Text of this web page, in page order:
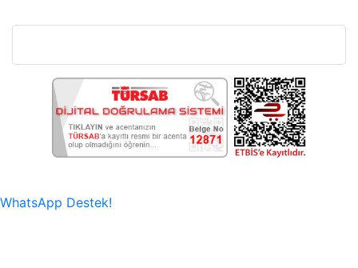
WhatsApp Destek!